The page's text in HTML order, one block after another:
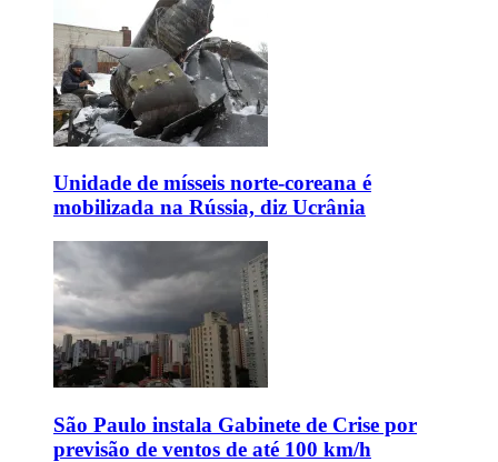
Unidade de mísseis norte-coreana é
mobilizada na Rússia, diz Ucrânia
São Paulo instala Gabinete de Crise por
previsão de ventos de até 100 km/h